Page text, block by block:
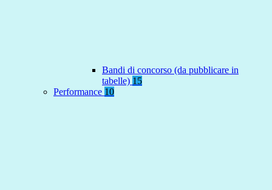
Bandi di concorso (da pubblicare in
tabelle) 15
Performance 10